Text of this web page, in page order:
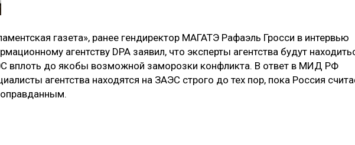
газета», ранее гендиректор МАГАТЭ Рафаэль Гросси в интервью
агентству DPA заявил, что эксперты агентства будут
вплоть до якобы возможной заморозки конфликта. В ответ в МИД РФ
агентства находятся на ЗАЭС строго до тех пор, пока Россия